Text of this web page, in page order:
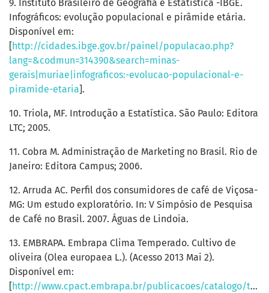
9. Instituto Brasileiro de Geografia e Estatística -IBGE.
Infográficos: evolução populacional e pirâmide etária.
Disponível em:
[ http://cidades.ibge.gov.br/painel/populacao.php?
lang=&codmun=314390&search=minas-
gerais|muriae|infograficos:-evolucao-populacional-e-
piramide-etaria].
10. Triola, MF. Introdução a Estatística. São Paulo: Editora
LTC; 2005.
11. Cobra M. Administração de Marketing no Brasil. Rio de
Janeiro: Editora Campus; 2006.
12. Arruda AC. Perfil dos consumidores de café de Viçosa-
MG: Um estudo exploratório. In: V Simpósio de Pesquisa
de Café no Brasil. 2007. Águas de Lindoia.
13. EMBRAPA. Embrapa Clima Temperado. Cultivo de
oliveira (Olea europaea L.). (Acesso 2013 Mai 2).
Disponível em:
[ http://www.cpact.embrapa.br/publicacoes/catalogo/tipo/sistemas/sistema16_novo/11_mercados_e_comercializacao.htm